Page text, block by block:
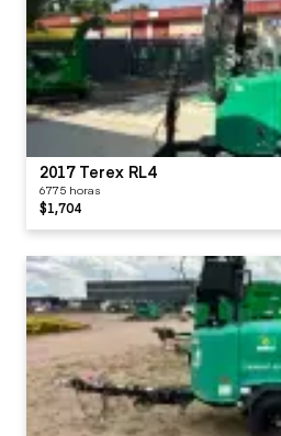
2017 Terex RL4
6775 horas
$1,704